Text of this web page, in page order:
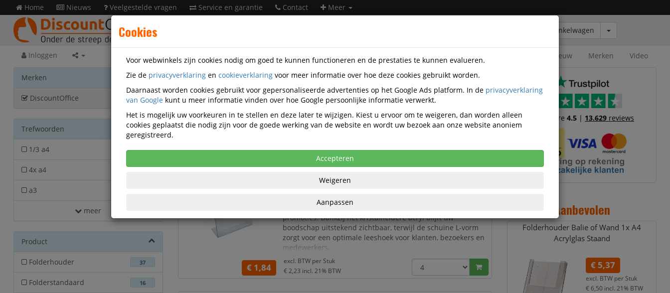
Winkelwagen
Home Nieuws Veelgestelde vragen Service en garantie Contact Meer
Inloggen Nieuw Merken Video
Merken
DiscountOffice 72
Trefwoorden
1/3 a4 6
4x a4
a3
meer
Product
Folderhouder 37
Folderstandaard 16
Presentatiemiddelen Displays
Folderstandaards
DiscountOffice Folderstandaards
DiscountOffice Folderstandaards
Folderstandaard A5 Staand Acryl L-Voet
en praktische oplossing voor het professioneel presenteren
van informatie, advertenties, prijslijsten, menu's en
promoties. Dankzij het kristalheldere acryl blijft uw
boodschap uitstekend zichtbaar, terwijl de schuine L-vorm
zorgt voor een optimale leeshoek voor klanten, bezoekers en
medewerkers.
Deze staande A5-bordhouder is vervaardigd uit hoogwaardig
transparant acryl, waardoor hij
€ 1,84
excl. BTW per Stuk
€ 2,23 incl. 21% BTW
Trustscore4.5 | 13.629 reviews
Aanbevolen
Folderhouder Balie of Wand 1x A4
Acrylglas Staand
€ 5,37
excl. BTW per Stuk
€ 6,50 incl. 21% BTW
Cookies
Voor webwinkels zijn cookies nodig om goed te kunnen functioneren en de prestaties te kunnen evalueren.
Zie de privacyverklaring en cookieverklaring voor meer informatie over hoe deze cookies gebruikt worden.
Daarnaast worden cookies gebruikt voor gepersonaliseerde advertenties op het Google Ads platform. In de privacyverklaring
van Google kunt u meer informatie vinden over hoe Google persoonlijke informatie verwerkt.
Het is mogelijk uw voorkeuren in te stellen en deze later te wijzigen. Kiest u ervoor om te weigeren, dan worden alleen
cookies geplaatst die nodig zijn voor de goede werking van de website en wordt uw bezoek aan onze website anoniem
geregistreerd.
Accepteren
Weigeren
Aanpassen